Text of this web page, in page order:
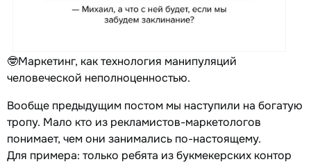
🤓Маркетинг, как технология манипуляций
человеческой неполноценностью.
Вообще предыдущим постом мы наступили на богатую
тропу. Мало кто из рекламистов-маркетологов
понимает, чем они занимались по-настоящему.
Для примера: только ребята из букмекерских контор